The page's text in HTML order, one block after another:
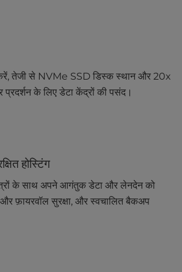
करें, तेजी से NVMe SSD डिस्क स्थान और 20x
प्रदर्शन के लिए डेटा केंद्रों की पसंद।
होस्टिंग
के साथ अपने आगंतुक डेटा और लेनदेन को
फ़ायरवॉल सुरक्षा, और स्वचालित बैकअप